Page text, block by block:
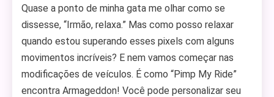
Quase a ponto de minha gata me olhar como se
dissesse, “Irmão, relaxa.” Mas como posso relaxar
quando estou superando esses pixels com alguns
movimentos incríveis? E nem vamos começar nas
modificações de veículos. É como “Pimp My Ride”
encontra Armageddon! Você pode personalizar seu